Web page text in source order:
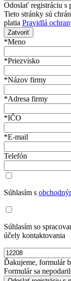
Odoslať registráciu s
Tieto stránky sú
platia Pravidlá
Zatvoriť
*Meno
*Priezvisko
*Názov firmy
*Adresa firmy
*IČO
*E-mail
Telefón
Súhlasím s
Súhlasím so
účely kontaktovania
Ďakujeme, formulár
Formulár sa